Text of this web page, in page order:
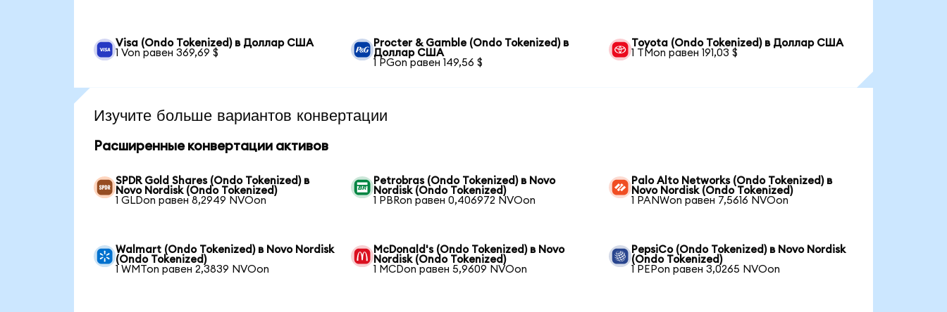
Visa (Ondo Tokenized) в Доллар США
1 Von равен 369,69 $
Procter & Gamble (Ondo Tokenized) в
Доллар США
1 PGon равен 149,56 $
Toyota (Ondo Tokenized) в Доллар США
1 TMon равен 191,03 $
Изучите больше вариантов конвертации
Расширенные конвертации активов
SPDR Gold Shares (Ondo Tokenized) в
Novo Nordisk (Ondo Tokenized)
1 GLDon равен 8,2949 NVOon
Petrobras (Ondo Tokenized) в Novo
Nordisk (Ondo Tokenized)
1 PBRon равен 0,406972 NVOon
Palo Alto Networks (Ondo Tokenized) в
Novo Nordisk (Ondo Tokenized)
1 PANWon равен 7,5616 NVOon
Walmart (Ondo Tokenized) в Novo Nordisk
(Ondo Tokenized)
1 WMTon равен 2,3839 NVOon
McDonald's (Ondo Tokenized) в Novo
Nordisk (Ondo Tokenized)
1 MCDon равен 5,9609 NVOon
PepsiCo (Ondo Tokenized) в Novo Nordisk
(Ondo Tokenized)
1 PEPon равен 3,0265 NVOon